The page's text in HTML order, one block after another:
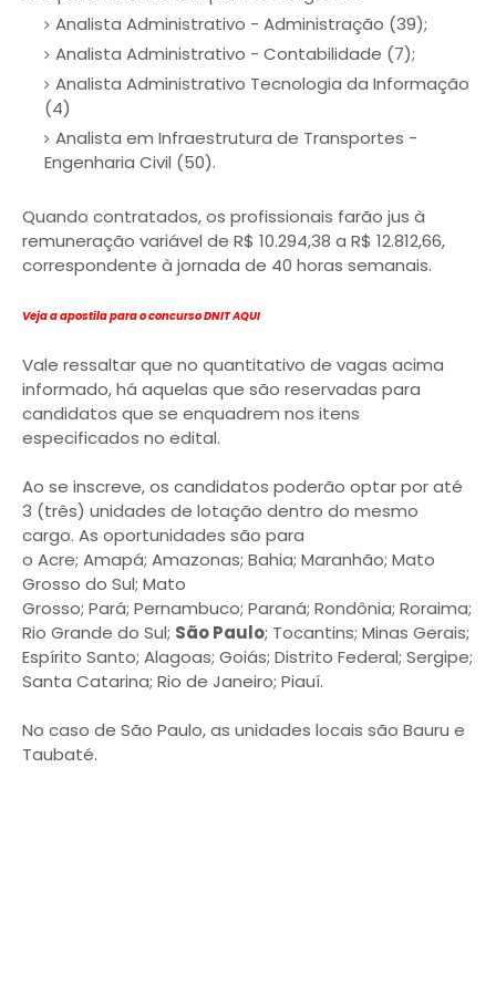
Analista Administrativo - Administração (39);
Analista Administrativo - Contabilidade (7);
Analista Administrativo Tecnologia da Informação
(4)
Analista em Infraestrutura de Transportes -
Engenharia Civil (50).
Quando contratados, os profissionais farão jus à
remuneração variável de R$ 10.294,38 a R$ 12.812,66,
correspondente à jornada de 40 horas semanais.
Veja a apostila para o concurso DNIT AQUI
Vale ressaltar que no quantitativo de vagas acima
informado, há aquelas que são reservadas para
candidatos que se enquadrem nos itens
especificados no edital.
Ao se inscreve, os candidatos poderão optar por até
3 (três) unidades de lotação dentro do mesmo
cargo. As oportunidades são para
o Acre; Amapá; Amazonas; Bahia; Maranhão; Mato
Grosso do Sul; Mato
Grosso; Pará; Pernambuco; Paraná; Rondônia; Roraima;
Rio Grande do Sul; São Paulo; Tocantins; Minas Gerais;
Espírito Santo; Alagoas; Goiás; Distrito Federal; Sergipe;
Santa Catarina; Rio de Janeiro; Piauí.
No caso de São Paulo, as unidades locais são Bauru e
Taubaté.